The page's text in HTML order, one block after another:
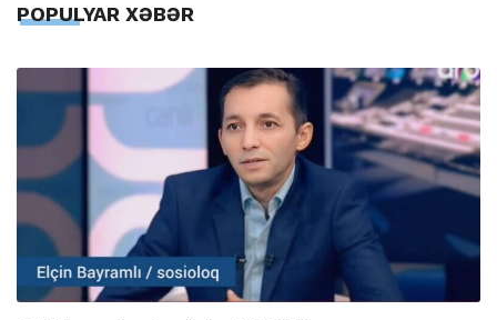
POPULYAR XƏBƏR